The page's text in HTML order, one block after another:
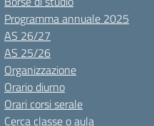
Programma annuale 2025
AS 26/27
AS 25/26
Organizzazione
Orario diurno
Orari corsi serale
Cerca classe o aula